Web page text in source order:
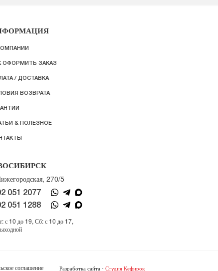
ОФОРМИТЬ ЗАКАЗ
/ ДОСТАВКА
ВОЗВРАТА
& ПОЛЕЗНОЕ
270/5
051 2077
051 1288
с 10 до 19, Сб: с 10 до 17,
соглашение Разработка сайта - Студия Кефирок